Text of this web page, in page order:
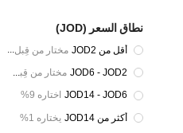
نطاق السعر (JOD)
أقل من JOD2 مختار من قِبل 30%
JOD6 - JOD2 مختار من قِبل 60%
JOD14 - JOD6 اختاره 9%
أكثر من JOD14 يختاره 1%